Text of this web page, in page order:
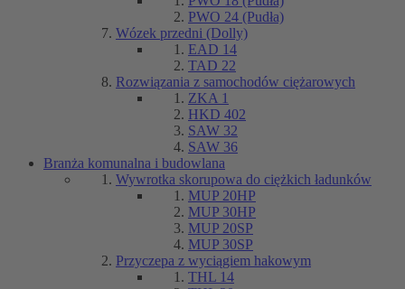
PWO 24 (Pudła)
Wózek przedni (Dolly)
EAD 14
TAD 22
Rozwiązania z samochodów ciężarowych
ZKA 1
HKD 402
SAW 32
SAW 36
Branża komunalna i budowlana
Wywrotka skorupowa do ciężkich ładunków
MUP 20HP
MUP 30HP
MUP 20SP
MUP 30SP
Przyczepa z wyciągiem hakowym
THL 14